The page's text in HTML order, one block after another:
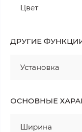
Цвет
ДРУГИЕ
Установка
ОСНОВНЫЕ
Ширина